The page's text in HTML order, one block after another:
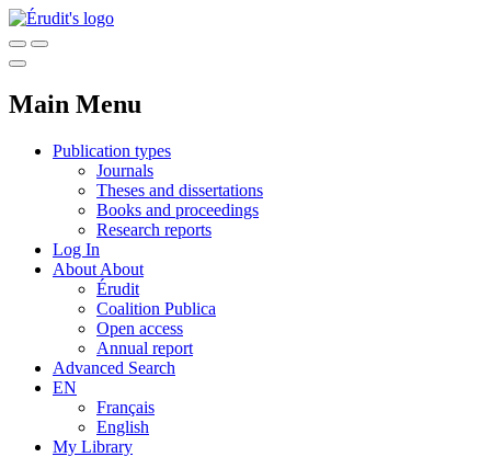
Main Menu
Publication types
Journals
Theses and dissertations
Books and proceedings
Research reports
Log In
About About
Érudit
Coalition Publica
Open access
Annual report
Advanced Search
EN
Français
English
My Library